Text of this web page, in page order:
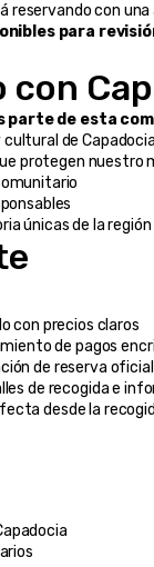
con
para
parte de esta
de Capadocia
protegen nuestro
únicas de la región
con precios claros
de pagos
de reserva
de recogida e
desde la